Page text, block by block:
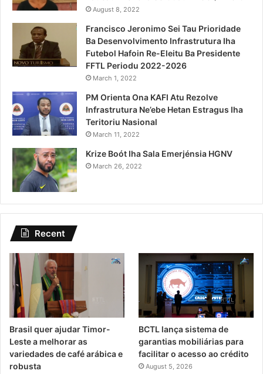
August 8, 2022
Francisco Jeronimo Sei Tau Prioridade
Ba Desenvolvimento Infrastrutura Iha
Futebol Hafoin Re-Eleitu Ba Presidente
FFTL Periodu 2022-2026
March 1, 2022
PM Orienta Ona KAFI Atu Rezolve
Infrastrutura Ne’ebe Hetan Estragus Iha
Teritoriu Nasional
March 11, 2022
Krize Boót Iha Sala Emerjénsia HGNV
March 26, 2022
Recent
Brasil quer ajudar Timor-
Leste a melhorar as
variedades de café arábica e
robusta
BCTL lança sistema de
garantias mobiliárias para
facilitar o acesso ao crédito
August 5, 2026